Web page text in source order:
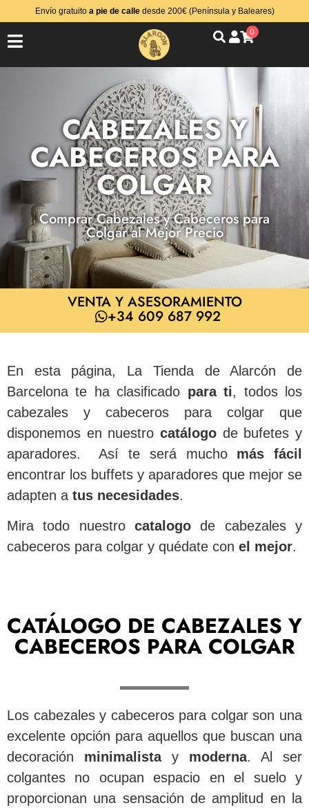
Envío gratuito a pie de calledesde 200€ (Península y Baleares)
0
CABEZALES Y
CABECEROS PARA
COLGAR
Comprar Cabezales y Cabeceros para
Colgar al Mejor Precio
VENTA Y ASESORAMIENTO
+34 609 687 992
En esta página, La Tienda de Alarcón de
Barcelona te ha clasificado para ti, todos los
cabezales y cabeceros para colgar que
disponemos en nuestro catálogo de bufetes y
aparadores. Así te será mucho más
fácil
encontrar los buffets y aparadores que mejor se
adapten a tus necesidades.
Mira todo nuestro catalogo de cabezales y
cabeceros para colgar y quédate con el mejor.
CATÁLOGO DE CABEZALES Y
CABECEROS PARA COLGAR
Los cabezales y cabeceros para colgar son una
excelente opción para aquellos que buscan una
decoración minimalistay moderna. Al ser
colgantes no ocupan espacio en el suelo y
proporcionan una sensación de amplitud en la